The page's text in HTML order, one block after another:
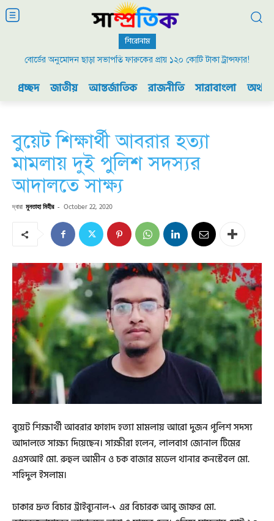
শিরোনাম
বোর্ডের অনুমোদন ছাড়া সভাপতি ফারুকের প্রায় ১২০ কোটি টাকা ট্রান্সফার!
প্রচ্ছদ জাতীয় আন্তর্জাতিক রাজনীতি সারাবাংলা
বুয়েট শিক্ষার্থী আবরার হত্যা
মামলায় দুই পুলিশ সদস্যর
আদালতে সাক্ষ্য
দ্বারা মুনতাহা মিহীর - October 22, 2020
বুয়েট শিক্ষার্থী আবরার ফাহাদ হত্যা মামলায় আরো দুজন পুলিশ সদস্য
আদালতে সাক্ষ্য দিয়েছেন। সাক্ষীরা হলেন, লালবাগ জোনাল টিমের
এএসআই মো. রুহুল আমীন ও চক বাজার মডেল থানার কনস্টেবল মো.
শহিদুল ইসলাম।
ঢাকার দ্রুত বিচার ট্রাইব্যুনাল-১ এর বিচারক আবু জাফর মো.